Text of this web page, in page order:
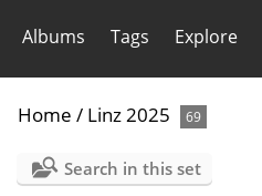
Albums Tags Explore
Home / Linz 2025 69
Search in this set